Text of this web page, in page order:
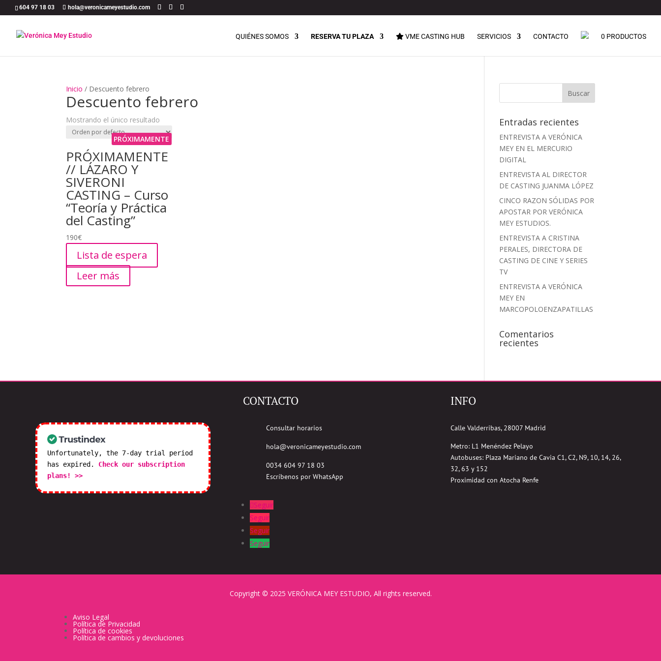
604 97 18 03 hola@veronicameyestudio.com
QUIÉNES SOMOS RESERVA TU PLAZA VME CASTING HUB SERVICIOS CONTACTO 0 PRODUCTOS
Inicio / Descuento febrero
Descuento febrero
Mostrando el único resultado
PRÓXIMAMENTE
PRÓXIMAMENTE
// LÁZARO Y
SIVERONI
CASTING – Curso
“Teoría y Práctica
del Casting”
190€
Lista de espera
Leer más
Entradas recientes
ENTREVISTA A VERÓNICA
MEY EN EL MERCURIO
DIGITAL
ENTREVISTA AL DIRECTOR
DE CASTING JUANMA LÓPEZ
CINCO RAZON SÓLIDAS POR
APOSTAR POR VERÓNICA
MEY ESTUDIOS.
ENTREVISTA A CRISTINA
PERALES, DIRECTORA DE
CASTING DE CINE Y SERIES
TV
ENTREVISTA A VERÓNICA
MEY EN
MARCOPOLOENZAPATILLAS
Comentarios
recientes
Unfortunately, the 7-day trial period
has expired. Check our subscription
plans! >>
CONTACTO
Consultar horarios
hola@veronicameyestudio.com
0034 604 97 18 03
Escríbenos por WhatsApp
Seguir
Seguir
Seguir
Seguir
INFO
Calle Valderribas, 28007 Madrid
Metro: L1 Menéndez Pelayo
Autobuses: Plaza Mariano de Cavia C1, C2, N9, 10, 14, 26,
32, 63 y 152
Proximidad con Atocha Renfe
Copyright © 2025 VERÓNICA MEY ESTUDIO, All rights reserved.
Aviso Legal
Política de Privacidad
Política de cookies
Política de cambios y devoluciones